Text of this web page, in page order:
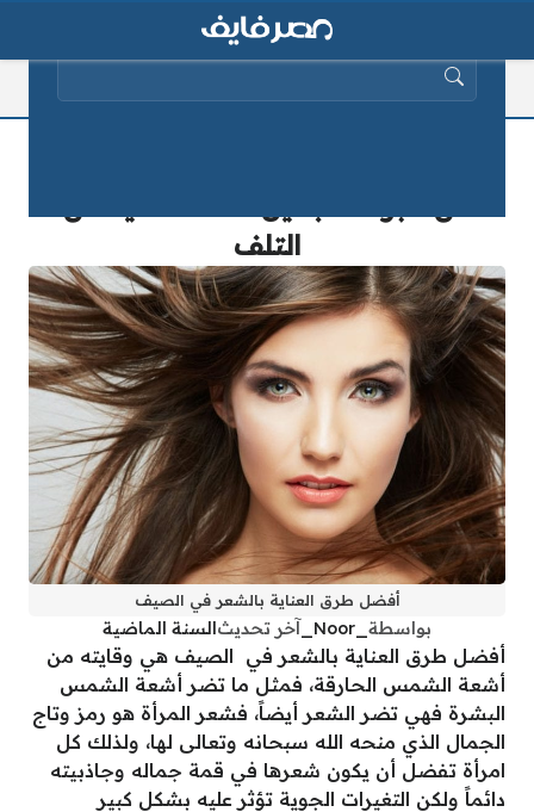
التلف
أفضل طرق العناية بالشعر في الصيف
بواسطة آخر تحديثالسنة الماضية
أفضل طرق العناية بالشعر في الصيف هي وقايته من
أشعة الشمس الحارقة، فمثل ما تضر أشعة الشمس
البشرة فهي تضر الشعر أيضاً، فشعر المرأة هو رمز وتاج
الجمال الذي منحه الله سبحانه وتعالى لها، ولذلك كل
امرأة تفضل أن يكون شعرها في قمة جماله وجاذبيته
دائماً ولكن التغيرات الجوية تؤثر عليه بشكل كبير
البحث عن: